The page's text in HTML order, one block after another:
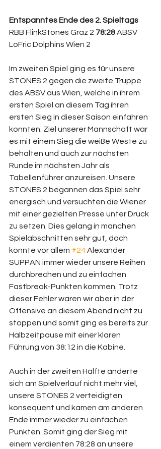
Entspanntes Ende des 2. Spieltags
RBB FlinkStones Graz 2 78:28 ABSV
LoFric Dolphins Wien 2
Im zweiten Spiel ging es für unsere
STONES 2 gegen die zweite Truppe
des ABSV aus Wien, welche in ihrem
ersten Spiel an diesem Tag ihren
ersten Sieg in dieser Saison einfahren
konnten. Ziel unserer Mannschaft war
es mit einem Sieg die weiße Weste zu
behalten und auch zur nächsten
Runde im nächsten Jahr als
Tabellenführer anzureisen. Unsere
STONES 2 begannen das Spiel sehr
energisch und versuchten die Wiener
mit einer gezielten Presse unter Druck
zu setzen. Dies gelang in manchen
Spielabschnitten sehr gut, doch
konnte vor allem #24 Alexander
SUPPAN immer wieder unsere Reihen
durchbrechen und zu einfachen
Fastbreak-Punkten kommen. Trotz
dieser Fehler waren wir aber in der
Offensive an diesem Abend nicht zu
stoppen und somit ging es bereits zur
Halbzeitpause mit einer klaren
Führung von 38:12 in die Kabine.
Auch in der zweiten Hälfte änderte
sich am Spielverlauf nicht mehr viel,
unsere STONES 2 verteidigten
konsequent und kamen am anderen
Ende immer wieder zu einfachen
Punkten. Somit ging der Sieg mit
einem verdienten 78:28 an unsere